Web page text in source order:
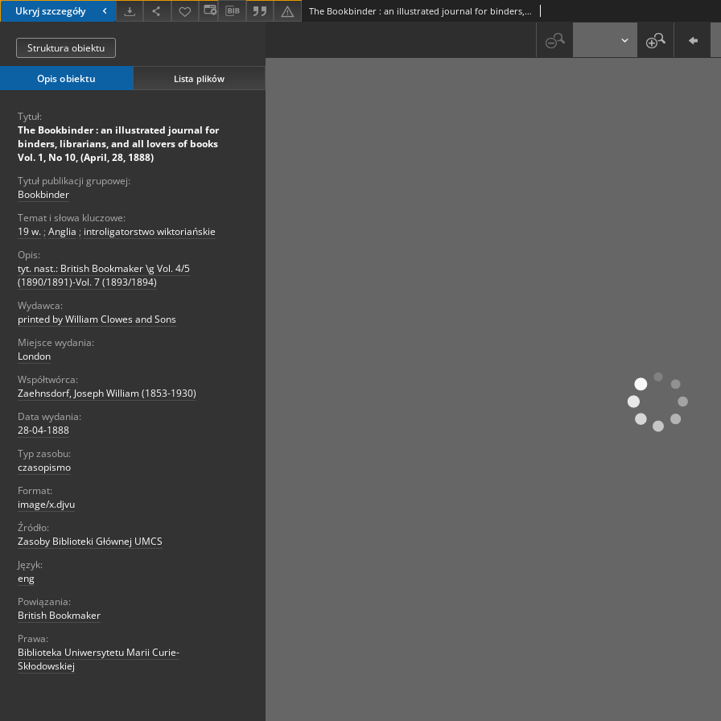
Ukryj szczegóły The Bookbinder : an illustrated journal for binders, librarians, and all lovers of books Vol. 1, No 10, (April, 28, 1888)
Struktura obiektu
Opis obiektu Lista plików
Tytuł:
The Bookbinder : an illustrated journal for
binders, librarians, and all lovers of books
Vol. 1, No 10, (April, 28, 1888)
Tytuł publikacji grupowej:
Bookbinder
Temat i słowa kluczowe:
19 w. ; Anglia ; introligatorstwo wiktoriańskie
Opis:
tyt. nast.: British Bookmaker \g Vol. 4/5
(1890/1891)-Vol. 7 (1893/1894)
Wydawca:
printed by William Clowes and Sons
Miejsce wydania:
London
Współtwórca:
Zaehnsdorf, Joseph William (1853-1930)
Data wydania:
28-04-1888
Typ zasobu:
czasopismo
Format:
image/x.djvu
Źródło:
Zasoby Biblioteki Głównej UMCS
Język:
eng
Powiązania:
British Bookmaker
Prawa:
Biblioteka Uniwersytetu Marii Curie-
Skłodowskiej